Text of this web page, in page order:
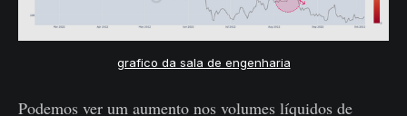
grafico da sala de engenharia
Podemos ver um aumento nos volumes líquidos de